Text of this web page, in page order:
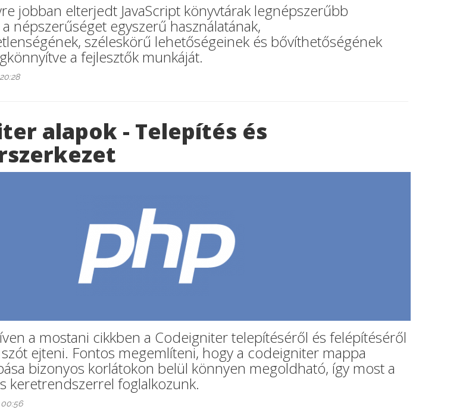
jobban elterjedt JavaScript könyvtárak legnépszerűbb
népszerűséget egyszerű használatának,
széleskörű lehetőségeinek és bővíthetőségének
a fejlesztők munkáját.
alapok - Telepítés és
a mostani cikkben a Codeigniter telepítéséről és felépítéséről
ejteni. Fontos megemlíteni, hogy a codeigniter mappa
bizonyos korlátokon belül könnyen megoldható, így most a
keretrendszerrel foglalkozunk.